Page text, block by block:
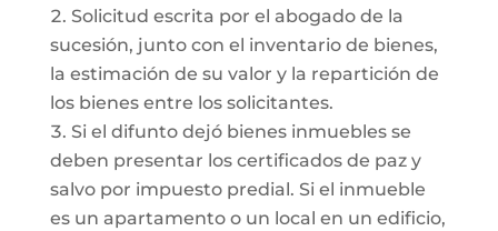
Solicitud escrita por el abogado de la
sucesión, junto con el inventario de bienes,
la estimación de su valor y la repartición de
los bienes entre los solicitantes.
Si el difunto dejó bienes inmuebles se
deben presentar los certificados de paz y
salvo por impuesto predial. Si el inmueble
es un apartamento o un local en un edificio,